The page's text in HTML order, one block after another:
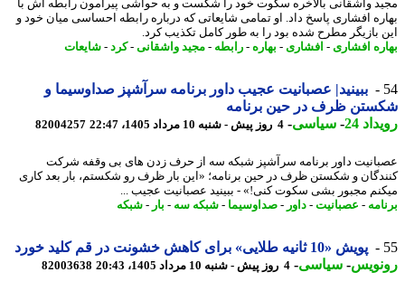
واشقانی بالاخره سکوت خود را شکست و به حواشی پیرامون رابطه اش با
افشاری پاسخ داد. او تمامی شایعاتی که درباره رابطه احساسی میان خود و
بازیگر مطرح شده بود را به طور کامل تکذیب کرد.
افشاری- افشاری- بهاره-رابطه -مجید واشقانی-کرد-شایعات
ببینید| عصبانیت عجیب داور برنامه سرآشپز صداوسیما و
ظرف در حین برنامه
24
-سیاسی-4 روز پیش - شنبه 10 مرداد 1405، 22:47 82004257
داور برنامه سرآشپز شبکه سه از حرف زدن های بی وقفه شرکت
و شکستن ظرف در حین برنامه؛ «این بار ظرف رو شکستم، بار بعد کاری
مجبور بشی سکوت کنی!» - ببینید عصبانیت عجیب ...
-عصبانیت-داور - صداوسیما-شبکه سه-بار - شبکه
پویش «10 ثانیه طلایی» برای کاهش خشونت در قم کلید خورد
-سیاسی-4 روز پیش - شنبه 10 مرداد 1405، 20:43 82003638